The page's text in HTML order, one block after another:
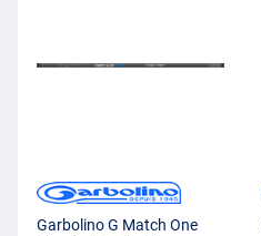
Garbolino G Match One